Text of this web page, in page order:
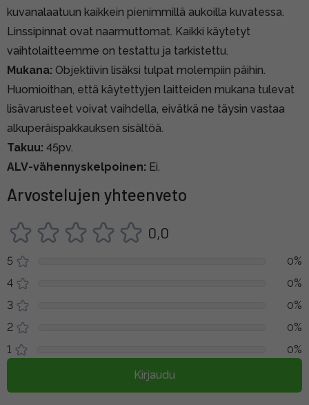
kuvanalaatuun kaikkein pienimmillä aukoilla kuvatessa.
Linssipinnat ovat naarmuttomat. Kaikki käytetyt
vaihtolaitteemme on testattu ja tarkistettu.
Mukana: Objektiivin lisäksi tulpat molempiin päihin.
Huomioithan, että käytettyjen laitteiden mukana tulevat
lisävarusteet voivat vaihdella, eivätkä ne täysin vastaa
alkuperäispakkauksen sisältöä.
Takuu: 45pv.
ALV-vähennyskelpoinen: Ei.
Arvostelujen yhteenveto
0,0
5
0%
4
0%
3
0%
2
0%
1
0%
Kirjaudu